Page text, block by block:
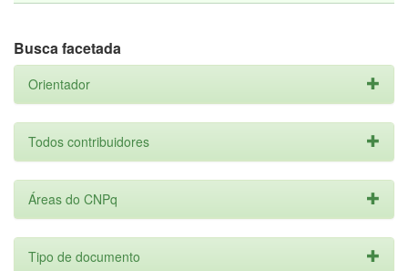
Busca facetada
Orientador
Todos contribuidores
Áreas do CNPq
Tipo de documento